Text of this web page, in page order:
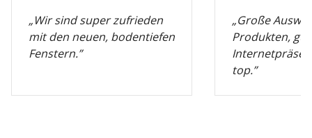
„Wir sind super zufrieden
mit den neuen, bodentiefen
Fenstern.”
„Große
Produkten,
top.”